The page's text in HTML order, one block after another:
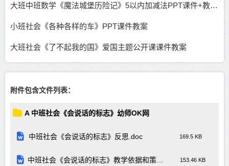
大班中班数学《魔法城堡历险记》5以内加减法PPT课件+教案+希沃课件
小班社会《各种各样的车》PPT课件教案
大班社会《了不起我的国》爱国主题公开课课件教案
附件包含文件列表：
A 中班社会《会说话的标志》幼师OK网
中班社会《会说话的标志》反思.doc 169.5 KB
中班社会《会说话的标志》教学依据和策略.docx 153.46 KB